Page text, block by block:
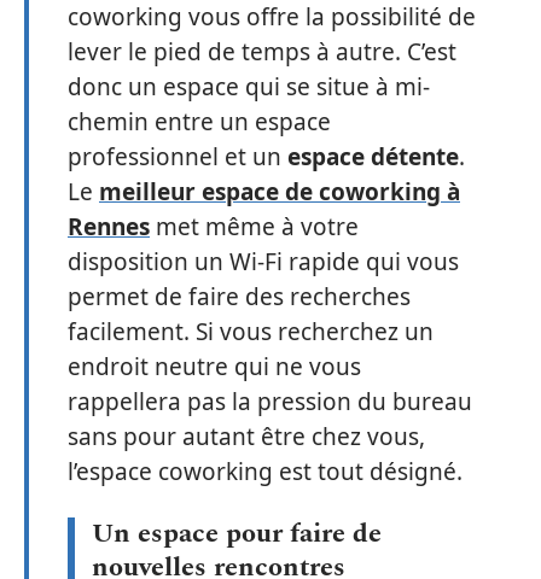
coworking vous offre la possibilité de
lever le pied de temps à autre. C’est
donc un espace qui se situe à mi-
chemin entre un espace
professionnel et un espace détente.
Le meilleur espace de coworking à
Rennes met même à votre
disposition un Wi-Fi rapide qui vous
permet de faire des recherches
facilement. Si vous recherchez un
endroit neutre qui ne vous
rappellera pas la pression du bureau
sans pour autant être chez vous,
l’espace coworking est tout désigné.
Un espace pour faire de
nouvelles rencontres